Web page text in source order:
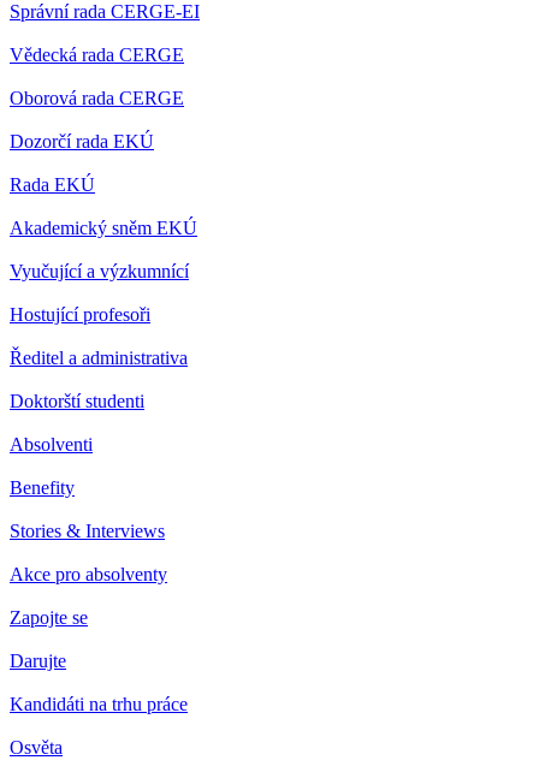
Správní rada CERGE-EI
Vědecká rada CERGE
Oborová rada CERGE
Dozorčí rada EKÚ
Rada EKÚ
Akademický sněm EKÚ
Vyučující a výzkumnící
Hostující profesoři
Ředitel a administrativa
Doktorští studenti
Absolventi
Benefity
Stories & Interviews
Akce pro absolventy
Zapojte se
Darujte
Kandidáti na trhu práce
Osvěta